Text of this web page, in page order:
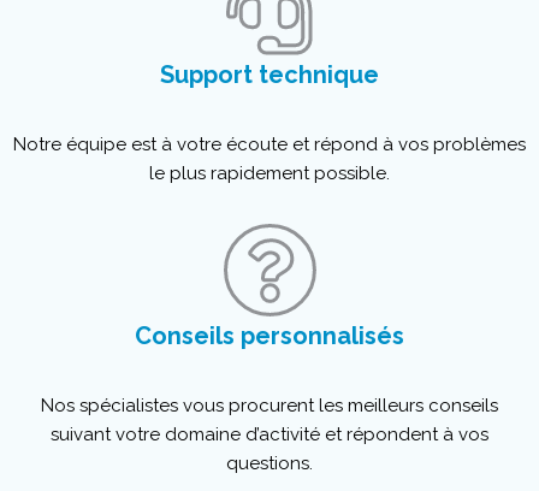
Support technique
Notre équipe est à votre écoute et répond à vos problèmes
le plus rapidement possible.
Conseils personnalisés
Nos spécialistes vous procurent les meilleurs conseils
suivant votre domaine d’activité et répondent à vos
questions.